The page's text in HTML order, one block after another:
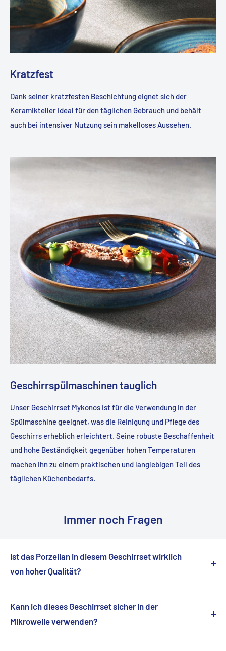
Kratzfest
Dank seiner kratzfesten Beschichtung eignet sich der
Keramikteller ideal für den täglichen Gebrauch und behält
auch bei intensiver Nutzung sein makelloses Aussehen.
Geschirrspülmaschinen tauglich
Unser Geschirrset Mykonos ist für die Verwendung in der
Spülmaschine geeignet, was die Reinigung und Pflege des
Geschirrs erheblich erleichtert. Seine robuste Beschaffenheit
und hohe Beständigkeit gegenüber hohen Temperaturen
machen ihn zu einem praktischen und langlebigen Teil des
täglichen Küchenbedarfs.
Immer noch Fragen
Ist das Porzellan in diesem Geschirrset wirklich
von hoher Qualität?
Ja, unser Geschirrset besteht aus hochwertigem
Porzellan, das von erfahrenen Handwerkern
handgefertigt wird. Es ist langlebig und bietet eine
Kann ich dieses Geschirrset sicher in der
Mikrowelle verwenden?
Absolut! Alle Teile dieses Geschirrsets sind